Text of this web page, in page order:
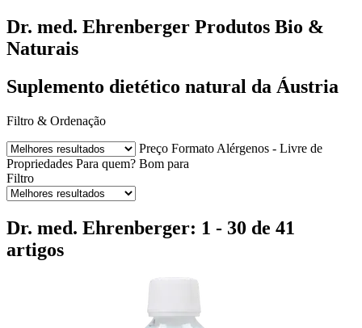
Dr. med. Ehrenberger Produtos Bio &
Naturais
Suplemento dietético natural da Áustria
Filtro & Ordenação
Preço Formato Alérgenos - Livre de
Propriedades Para quem? Bom para
Filtro
Dr. med. Ehrenberger: 1 - 30 de 41
artigos